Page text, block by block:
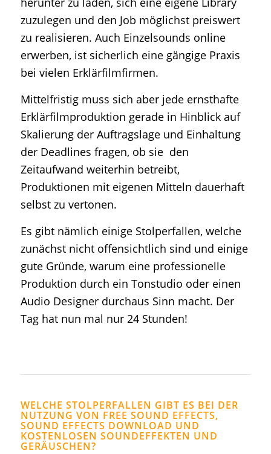
zuzulegen und den Job möglichst preiswert
zu realisieren. Auch Einzelsounds online
erwerben, ist sicherlich eine gängige Praxis
bei vielen Erklärfilmfirmen.
Mittelfristig muss sich aber jede ernsthafte
Erklärfilmproduktion gerade in Hinblick auf
Skalierung der Auftragslage und Einhaltung
der Deadlines fragen, ob sie den
Zeitaufwand weiterhin betreibt,
Produktionen mit eigenen Mitteln dauerhaft
selbst zu vertonen.
Es gibt nämlich einige Stolperfallen, welche
zunächst nicht offensichtlich sind und einige
gute Gründe, warum eine professionelle
Produktion durch ein Tonstudio oder einen
Audio Designer durchaus Sinn macht. Der
Tag hat nun mal nur 24 Stunden!
WELCHE STOLPERFALLEN GIBT ES BEI DER
NUTZUNG VON FREE SOUND EFFECTS,
SOUND EFFECTS DOWNLOAD UND
KOSTENLOSEN SOUNDEFFEKTEN UND
GERÄUSCHEN?